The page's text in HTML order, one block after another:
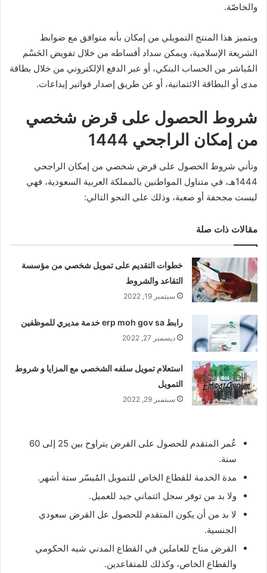
والخاصّة.
ويتميز هذا المنتج التمويلي من إمكان بأنه متوافق مع ضوابط
الشريعة الإسلامية، ويمكن سداد أقساطه من خلال تفويض الحَسْم
المُباشر من الحساب البنكي، أو عبر الدفع الإلكتروني من خلال بطاقة
مدى أو البطاقة الائتمانية، أو عن طريق إصدار فواتير إيداعات.
شروط الحصول على قرض شخصي
من إمكان الراجحي 1444
وتأتي شروط الحصول على قرض شخصي من إمكان الراجحي
1444هـ، في متناول المواطنين بالمملكة العربية السعودية، فهي
ليست مجحفة أو صعبة، وذلك على النحو التالي:
مقالات ذات صلة
خطوات التقديم على تمويل شخصي من مؤسسة
التقاعد والشروط
سبتمبر 19, 2022
رابط erp moh gov sa خدمة مديري للموظفين
ديسمبر 27, 2022
استعلام تمويل سلفه الشخصي مع المزايا و شروط
التمويل
سبتمبر 29, 2022
عُمر المتقدم للحصول على القرض يتراوح بين 25 إلى 60
سنة.
مدة الخدمة للقطاع الخاص للتمويل المُيسّر ستة أشهر.
ولا بد من توفر سجل ائتماني جيد للعميل.
لا بد من أن يكون المتقدم للحصول عل القرض سعودي
الجنسية.
القرض متاح للعاملين في القطاع المدني شبه الحكومي
والقطاع الخاص، وكذلك للمتقاعدين.